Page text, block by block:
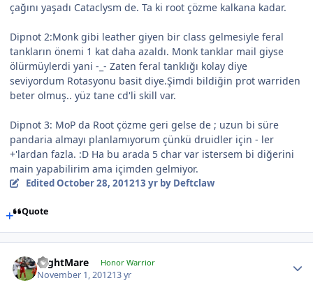
çağını yaşadı Cataclysm de. Ta ki root çözme kalkana kadar.
Dipnot 2:Monk gibi leather giyen bir class gelmesiyle feral
tankların önemi 1 kat daha azaldı. Monk tanklar mail giyse
ölürmüylerdi yani -_- Zaten feral tanklığı kolay diye
seviyordum Rotasyonu basit diye.Şimdi bildiğin prot warriden
beter olmuş.. yüz tane cd'li skill var.
Dipnot 3: MoP da Root çözme geri gelse de ; uzun bi süre
pandaria almayı planlamıyorum çünkü druidler için - ler
+'lardan fazla. :D Ha bu arada 5 char var istersem bi diğerini
main yapabilirim ama içimden gelmiyor.
EditedOctober 28, 201213 yrby Deftclaw
Quote
NightMare Honor Warrior
November 1, 201213 yr